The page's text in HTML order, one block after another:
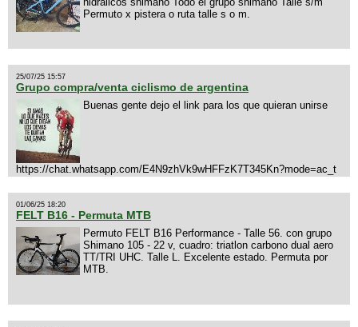
Permuto x pistera o ruta talle s o m.
25/07/25 15:57
Grupo compra/venta ciclismo de argentina
Buenas gente dejo el link para los que quieran unirse
https://chat.whatsapp.com/E4N9zhVk9wHFFzK7T345Kn?mode=ac_t
01/06/25 18:20
FELT B16 - Permuta MTB
Permuto FELT B16 Performance - Talle 56. con grupo
Shimano 105 - 22 v, cuadro: triatlon carbono dual aero
TT/TRI UHC. Talle L. Excelente estado. Permuta por
MTB.